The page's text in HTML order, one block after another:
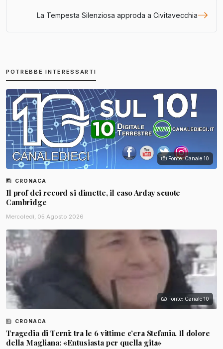
La Tempesta Silenziosa approda a Civitavecchia
POTREBBE INTERESSARTI
Fonte: Canale 10
CRONACA
Il prof dei record si dimette, il caso Arday scuote
Cambridge
Mercoledì, 05 Agosto 2026
Fonte: Canale 10
CRONACA
Tragedia di Terni: tra le 6 vittime c’era Stefania. Il dolore
della Magliana: «Entusiasta per quella gita»